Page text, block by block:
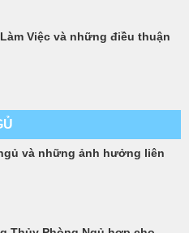
Việc và những điều thuận
và những ảnh hưởng liên